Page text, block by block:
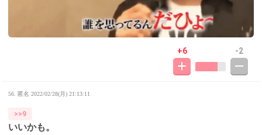
+6 -2
56. 匿名 2022/02/28(月) 21:13:11
>>9
いいかも。